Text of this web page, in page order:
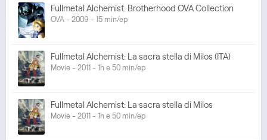
Fullmetal Alchemist: Brotherhood OVA Collection
OVA - 2009 - 15 min/ep
Fullmetal Alchemist: La sacra stella di Milos (ITA)
Movie - 2011 - 1h e 50 min/ep
Fullmetal Alchemist: La sacra stella di Milos
Movie - 2011 - 1h e 50 min/ep